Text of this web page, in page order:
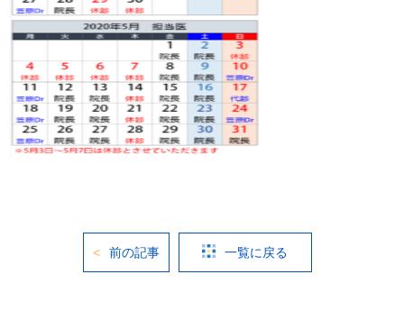
前の記事 一覧に戻る